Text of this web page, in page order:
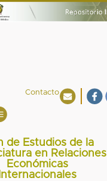
Contacto
de Estudios de la
en Relaciones
Económicas
Internacionales